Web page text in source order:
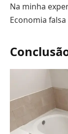
Na minha
Economia